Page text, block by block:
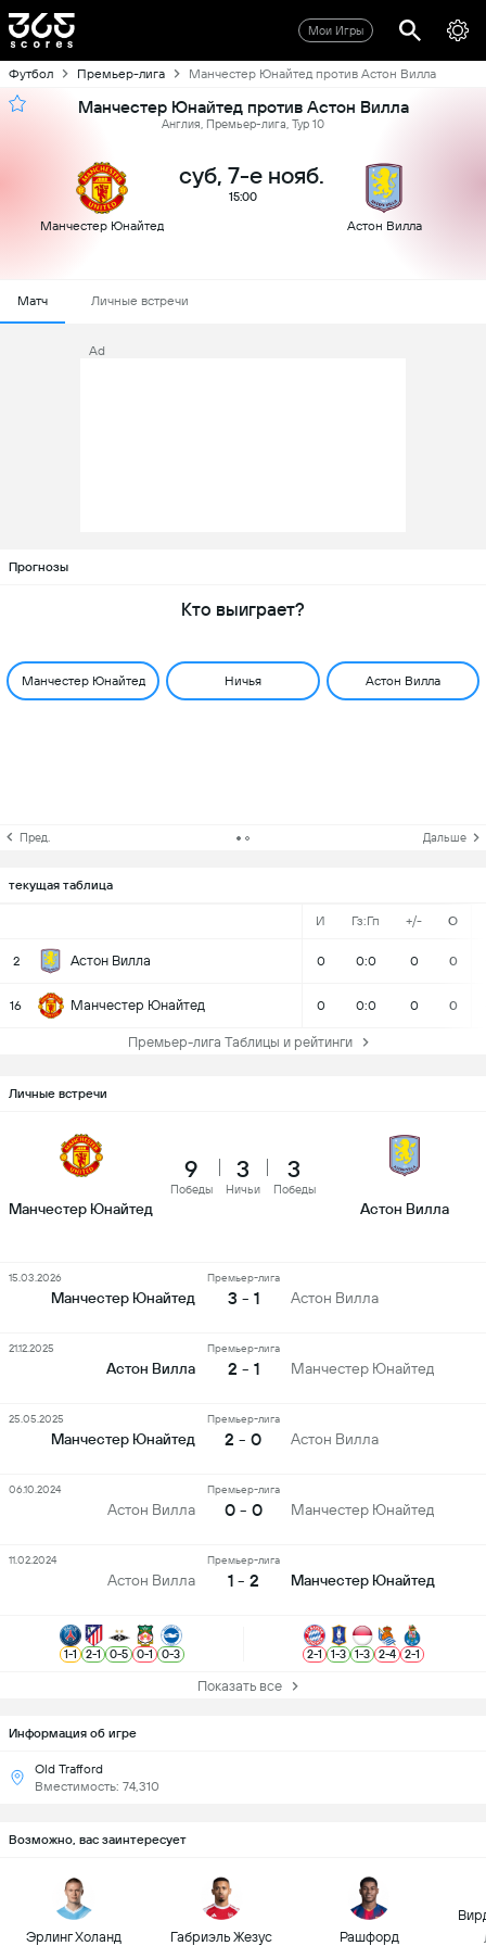
Мои Игры
Футбол Премьер-лига Манчестер Юнайтед против Астон Вилла
Манчестер Юнайтед против Астон Вилла
Англия, Премьер-лига, Тур 10
Манчестер Юнайтед
суб, 7-е нояб.
15:00
Астон Вилла
Матч Личные встречи
Ad
Прогнозы
Кто выиграет?
Манчестер Юнайтед Ничья Астон Вилла
Пред. Дальше
текущая таблица
И Гз:Гп +/- О
2 Астон Вилла 0 0:0 0 0
16 Манчестер Юнайтед 0 0:0 0 0
Премьер-лига Таблицы и рейтинги
Информация об игре
Old Trafford
Вместимость: 74,310
Личные встречи
Манчестер Юнайтед
9
Победы
3
Ничьи
3
Победы
Астон Вилла
Манчестер Юнайтед
Премьер-лига
3 - 1 Астон Вилла
15.03.2026
Астон Вилла
Премьер-лига
2 - 1 Манчестер Юнайтед
21.12.2025
Манчестер Юнайтед
Премьер-лига
2 - 0 Астон Вилла
25.05.2025
Астон Вилла
Премьер-лига
0 - 0 Манчестер Юнайтед
06.10.2024
Астон Вилла
Премьер-лига
1 - 2 Манчестер Юнайтед
11.02.2024
1-1 2-1 0-5 0-1 0-3 2-1 1-3 1-3 2-4 2-1
Показать все
Возможно, вас заинтересует
Эрлинг Холанд Габриэль Жезус Рашфорд